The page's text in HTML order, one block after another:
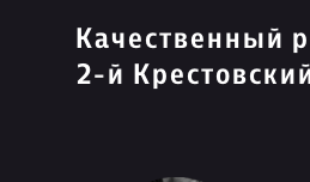
Качественный
2-й